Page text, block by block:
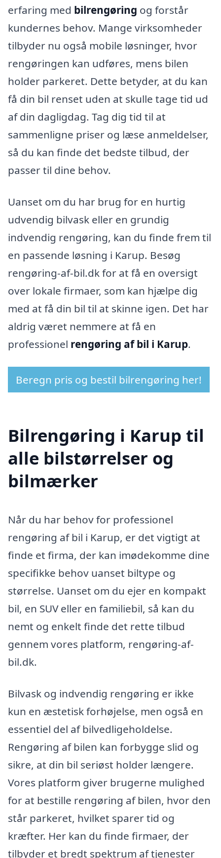
erfaring med bilrengøring og forstår
kundernes behov. Mange virksomheder
tilbyder nu også mobile løsninger, hvor
rengøringen kan udføres, mens bilen
holder parkeret. Dette betyder, at du kan
få din bil renset uden at skulle tage tid ud
af din dagligdag. Tag dig tid til at
sammenligne priser og læse anmeldelser,
så du kan finde det bedste tilbud, der
passer til dine behov.
Uanset om du har brug for en hurtig
udvendig bilvask eller en grundig
indvendig rengøring, kan du finde frem til
en passende løsning i Karup. Besøg
rengøring-af-bil.dk for at få en oversigt
over lokale firmaer, som kan hjælpe dig
med at få din bil til at skinne igen. Det har
aldrig været nemmere at få en
professionel rengøring af bil i Karup.
Beregn pris og bestil bilrengøring her!
Bilrengøring i Karup til
alle bilstørrelser og
bilmærker
Når du har behov for professionel
rengøring af bil i Karup, er det vigtigt at
finde et firma, der kan imødekomme dine
specifikke behov uanset biltype og
størrelse. Uanset om du ejer en kompakt
bil, en SUV eller en familiebil, så kan du
nemt og enkelt finde det rette tilbud
gennem vores platform, rengøring-af-
bil.dk.
Bilvask og indvendig rengøring er ikke
kun en æstetisk forhøjelse, men også en
essentiel del af bilvedligeholdelse.
Rengøring af bilen kan forbygge slid og
sikre, at din bil seriøst holder længere.
Vores platform giver brugerne mulighed
for at bestille rengøring af bilen, hvor den
står parkeret, hvilket sparer tid og
kræfter. Her kan du finde firmaer, der
tilbyder et bredt spektrum af tjenester